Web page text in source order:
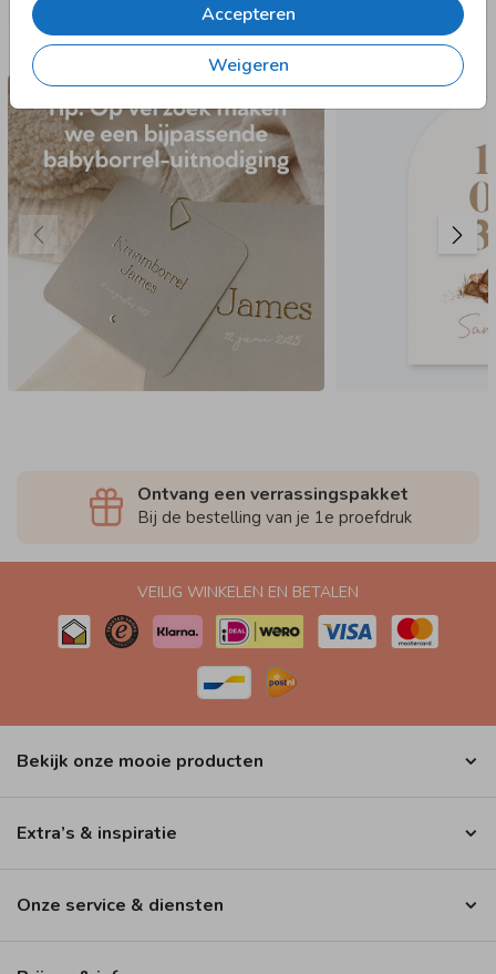
Accepteren
Weigeren
Nog meer in deze stijl
Ontvang een verrassingspakket
Bij de bestelling van je 1e proefdruk
VEILIG WINKELEN EN BETALEN
Bekijk onze mooie producten
Extra’s & inspiratie
Onze service & diensten